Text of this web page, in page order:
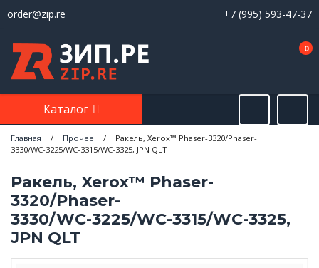
order@zip.re +7 (995) 593-47-37
0
Каталог
Главная / Прочее /
Ракель, Xerox™ Phaser-3320/Phaser-
3330/WС-3225/WС-3315/WС-3325, JPN QLT
Ракель, Xerox™ Phaser-
3320/Phaser-
3330/WС-3225/WС-3315/WС-3325,
JPN QLT